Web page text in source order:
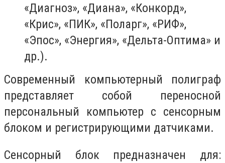
«Диагноз», «Диана», «Конкорд»,
«Крис», «ПИК», «Поларг», «РИФ»,
«Эпос», «Энергия», «Дельта-Оптима» и
др.).
Современный компьютерный полиграф
представляет собой переносной
персональный компьютер с сенсорным
блоком и регистрирующими датчиками.
Сенсорный блок предназначен для: